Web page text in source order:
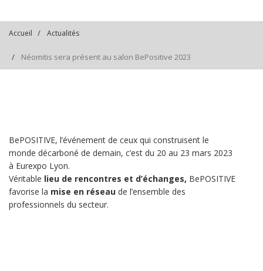
Accueil Actualités
Néomitis sera présent au salon BePositive 2023
BePOSITIVE, l’événement de ceux qui construisent le
monde décarboné de demain, c’est du 20 au 23 mars 2023
à Eurexpo Lyon.
Véritable lieu de rencontres et d’échanges, BePOSITIVE
favorise la mise en réseau de l’ensemble des
professionnels du secteur.